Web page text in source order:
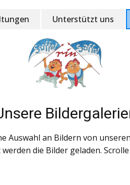
Unterstützt uns
Auswahl an Bildern von
die Bilder geladen.